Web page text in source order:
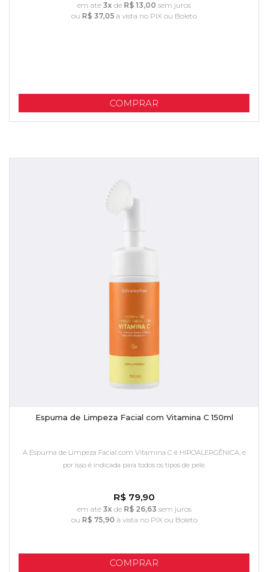
em até 3x de R$ 13,00 sem juros
ou R$ 37,05 à vista no PIX ou Boleto
COMPRAR
Espuma de Limpeza Facial com Vitamina C 150ml
A Espuma de Limpeza Facial com Vitamina C é HIPOALERGÊNICA, e
por isso é indicada para todos os tipos de pele.
R$ 79,90
em até 3xde R$ 26,63 sem juros
ou R$ 75,90 à vista no PIX ou Boleto
COMPRAR